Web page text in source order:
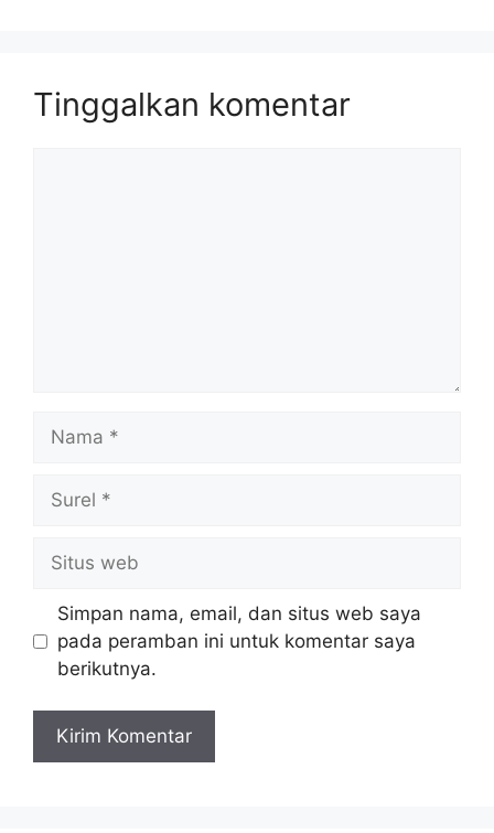
Tinggalkan komentar
web
Simpan nama, email, dan situs web saya
pada peramban ini untuk komentar saya
berikutnya.